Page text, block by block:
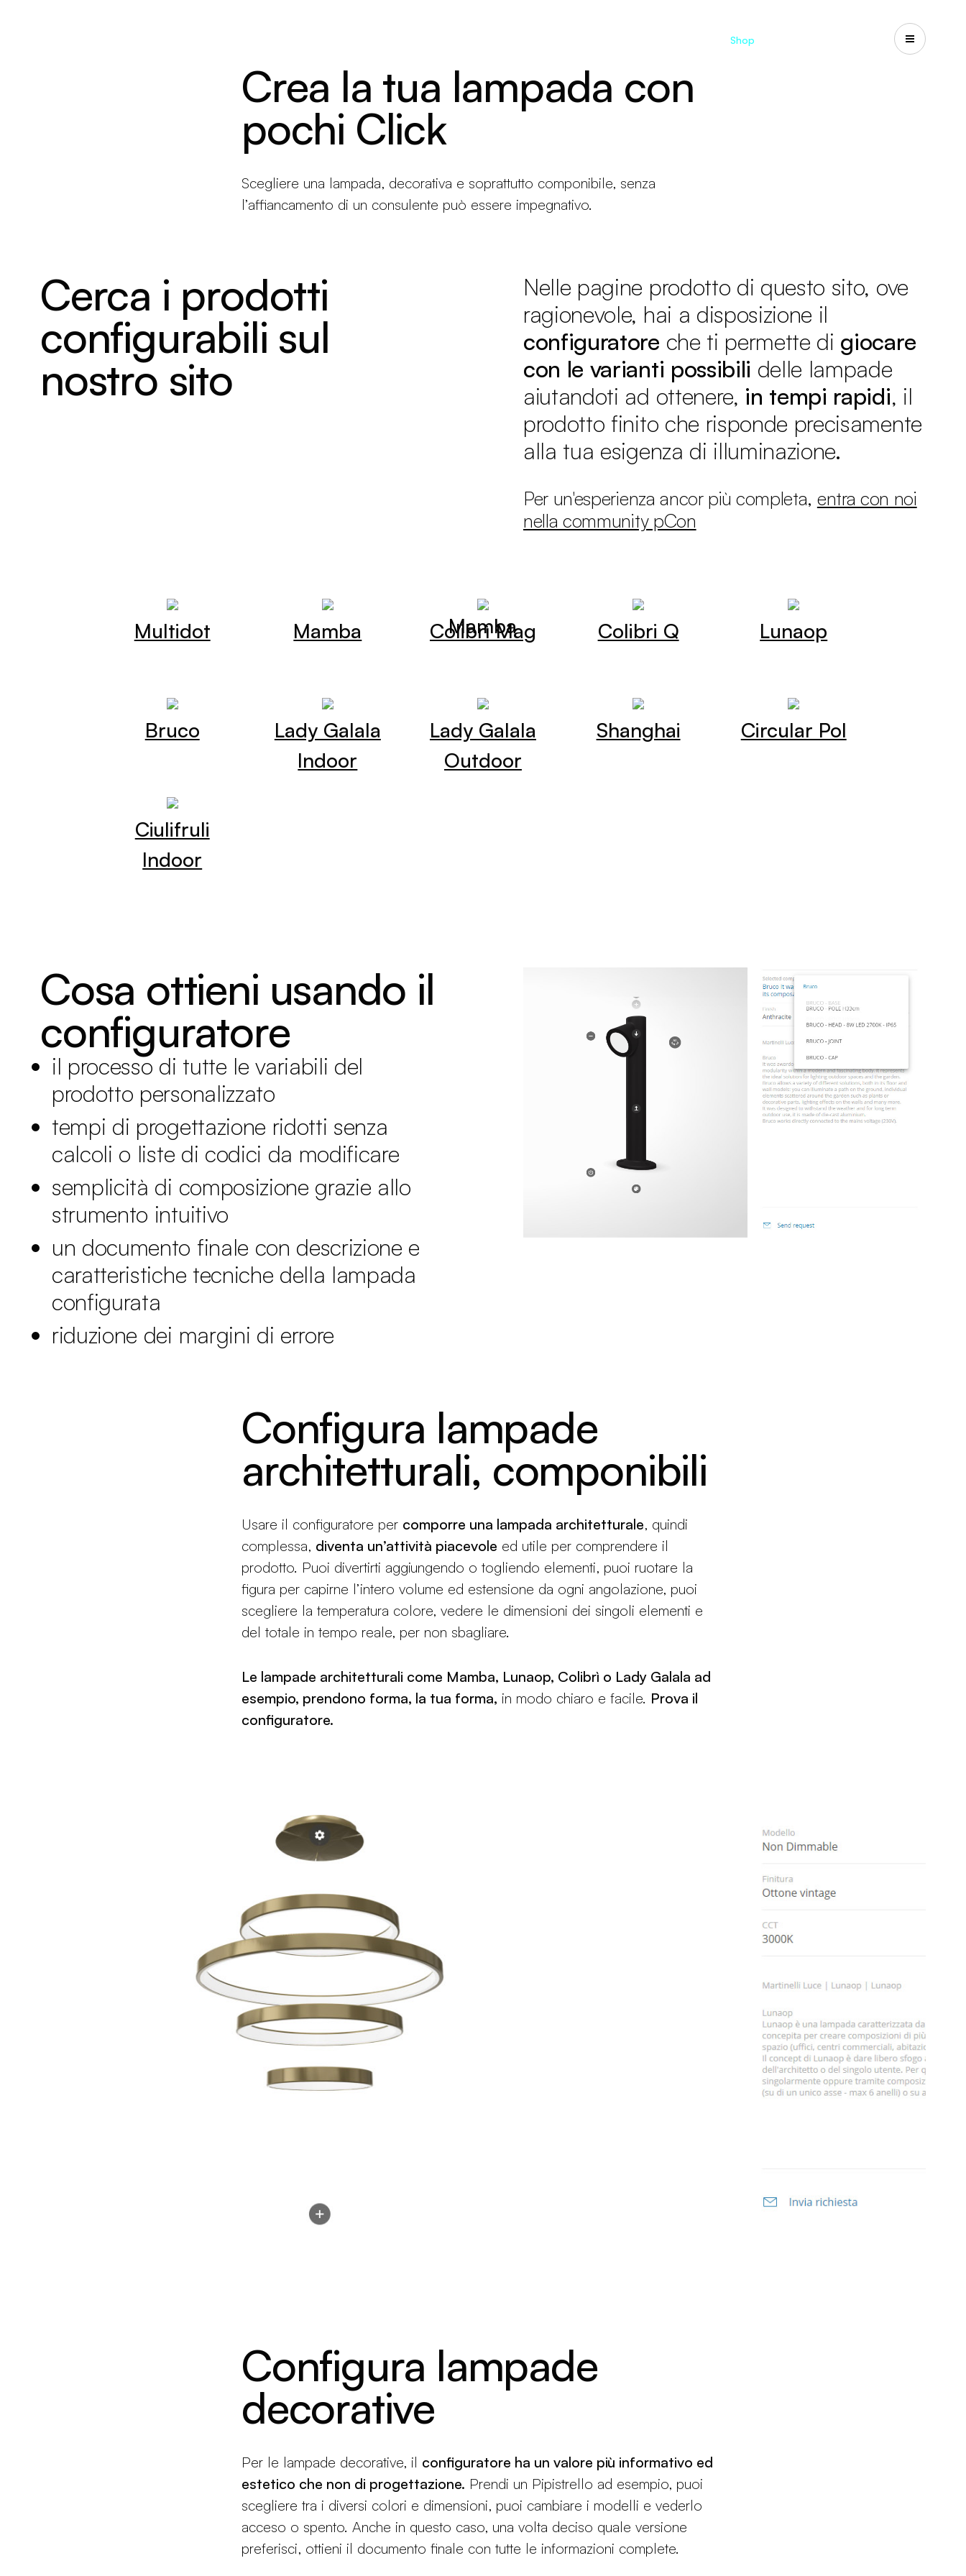
Shop
Crea la tua lampada con
pochi Click
Scegliere una lampada, decorativa e soprattutto componibile, senza
l’affiancamento di un consulente può essere impegnativo.
Cerca i prodotti
configurabili sul
nostro sito
Nelle pagine prodotto di questo sito, ove
ragionevole, hai a disposizione il
configuratore che ti permette di giocare
con le varianti possibili delle lampade
aiutandoti ad ottenere, in tempi rapidi, il
prodotto finito che risponde precisamente
alla tua esigenza di illuminazione.
Per un'esperienza ancor più completa, entra con noi
nella community pCon
Mamba
Multidot Mamba Colibrì Mag Colibri Q Lunaop
Bruco
Lady Galala
Indoor
Lady Galala
Outdoor
Shanghai Circular Pol
Ciulifruli
Indoor
Cosa ottieni usando il
configuratore
il processo di tutte le variabili del
prodotto personalizzato
tempi di progettazione ridotti senza
calcoli o liste di codici da modificare
semplicità di composizione grazie allo
strumento intuitivo
un documento finale con descrizione e
caratteristiche tecniche della lampada
configurata
riduzione dei margini di errore
Configura lampade
architetturali, componibili
Usare il configuratore per comporre una lampada architetturale, quindi
complessa, diventa un’attività piacevole ed utile per comprendere il
prodotto. Puoi divertirti aggiungendo o togliendo elementi, puoi ruotare la
figura per capirne l’intero volume ed estensione da ogni angolazione, puoi
scegliere la temperatura colore, vedere le dimensioni dei singoli elementi e
del totale in tempo reale, per non sbagliare.
Le lampade architetturali come Mamba, Lunaop, Colibrì o Lady Galala ad
esempio, prendono forma, la tua forma, in modo chiaro e facile. Prova il
configuratore.
Configura lampade
decorative
Per le lampade decorative, il configuratore ha un valore più informativo ed
estetico che non di progettazione. Prendi un Pipistrello ad esempio, puoi
scegliere tra i diversi colori e dimensioni, puoi cambiare i modelli e vederlo
acceso o spento. Anche in questo caso, una volta deciso quale versione
preferisci, ottieni il documento finale con tutte le informazioni complete.